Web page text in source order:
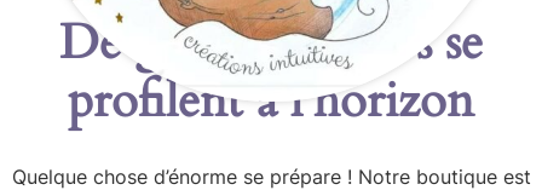
De grandes choses se
profilent à l’horizon
Quelque chose d’énorme se prépare ! Notre boutique est